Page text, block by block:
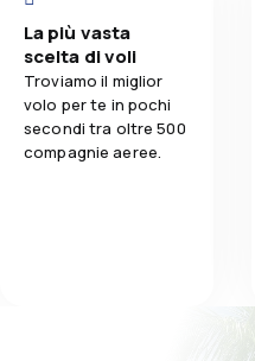
Comfort di viaggio
Trasporto del bagaglio
La più vasta
scelta di voli
Troviamo il miglior
volo per te in pochi
secondi tra oltre 500
compagnie aeree.